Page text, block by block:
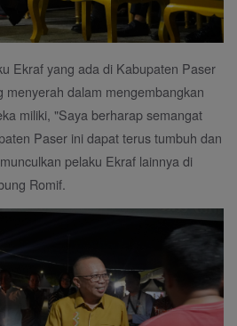
Ekraf yang ada di Kabupaten Paser
menyerah dalam mengembangkan
miliki, "Saya berharap semangat
Paser ini dapat terus tumbuh dan
pelaku Ekraf lainnya di
Romif.